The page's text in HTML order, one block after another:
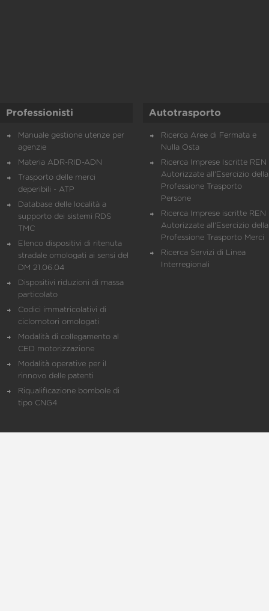
Professionisti
Manuale gestione utenze per
agenzie
Materia ADR-RID-ADN
Trasporto delle merci
deperibili - ATP
Database delle località a
supporto dei sistemi RDS
TMC
Elenco dispositivi di ritenuta
stradale omologati ai sensi del
DM 21.06.04
Dispositivi riduzioni di massa
particolato
Codici immatricolativi di
ciclomotori omologati
Modalità di collegamento al
CED motorizzazione
Modalità operative per il
rinnovo delle patenti
Riqualificazione bombole di
tipo CNG4
Autotrasporto
Ricerca Aree di Fermata e
Nulla Osta
Ricerca Imprese Iscritte REN
Autorizzate all'Esercizio della
Professione Trasporto
Persone
Ricerca Imprese iscritte REN
Autorizzate all'Esercizio della
Professione Trasporto Merci
Ricerca Servizi di Linea
Interregionali